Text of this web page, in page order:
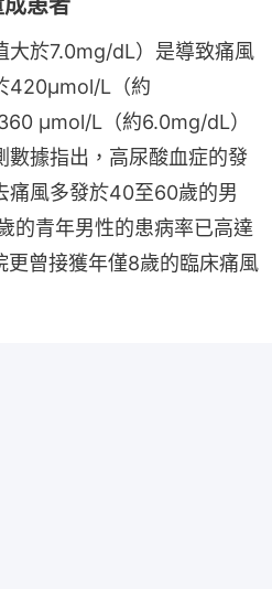
患者
大於7.0mg/dL）是導致痛風
420µmol/L（約
µmol/L（約6.0mg/dL）
數據指出，高尿酸血症的發
痛風多發於40至60歲的男
的青年男性的患病率已高達
曾接獲年僅8歲的臨床痛風